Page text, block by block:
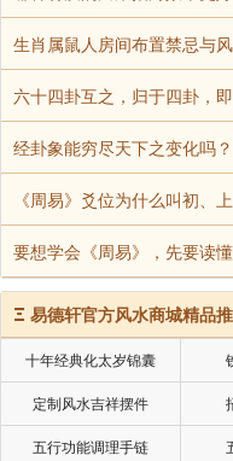
藏六腑，六个月前段
门也都开了，胎儿的
的沉重，胎儿在母腹
风炎，心惊胆颤，心
的疲乏，也懒得打扮
少对镜梳妆。”
第二颂扬“临产受苦”
足，即将分娩，产前
力，每天昏昏沉沉地，
难以描述，为了担心
的语调告诉亲友：“我
心无情的死神，夺走了
生肖属鼠人房间布置禁忌与
六十四卦互之，归于四卦，
经卦象能穷尽天下之变化吗？
《周易》爻位为什么叫初、
要想学会《周易》，先要读
Ξ 易德轩官方风水商城精品
十年经典化太岁锦囊
定制风水吉祥摆件
五行功能调理手链